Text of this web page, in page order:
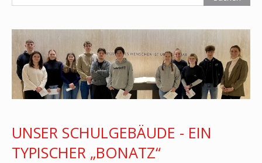
UNSER SCHULGEBÄUDE - EIN
TYPISCHER „BONATZ“